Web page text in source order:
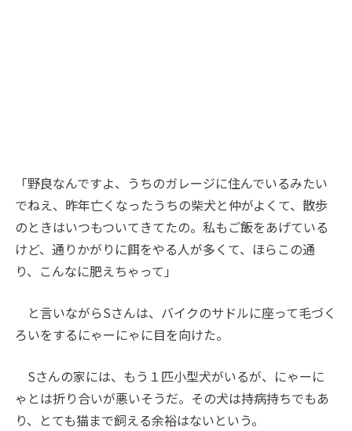
「野良なんですよ、うちのガレージに住んでいるみたい
でねえ、昨年亡くなったうちの柴犬と仲がよくて、散歩
のときはいつもついてきてたの。私もご飯をあげている
けど、通りかがりに餌をやる人が多くて、ほらこの通
り、こんなに肥えちゃって」
と言いながらSさんは、バイクのサドルに座って毛づく
ろいをするにゃーにゃに目を向けた。
Sさんの家には、もう１匹小型犬がいるが、にゃーに
ゃとは折り合いが悪いそうだ。その犬は持病持ちでもあ
り、とても猫まで飼える余裕はないという。